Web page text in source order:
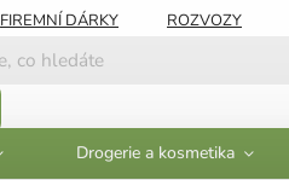
FIREMNÍ DÁRKY ROZVOZY
Drogerie a kosmetika